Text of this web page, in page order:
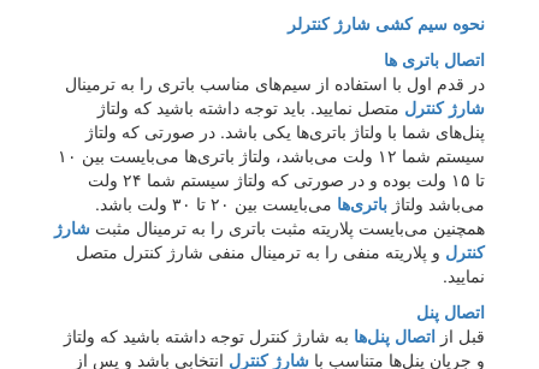
نحوه سیم کشی شارژ کنترلر
اتصال باتری ها
در قدم اول با استفاده از سیم‌های مناسب باتری را به ترمینال
شارژ کنترل متصل نمایید. باید توجه داشته باشید که ولتاژ
پنل‌های شما با ولتاژ باتری‌ها یکی باشد. در صورتی که ولتاژ
سیستم شما ۱۲ ولت می‌باشد، ولتاژ باتری‌ها می‌بایست بین ۱۰
تا ۱۵ ولت بوده و در صورتی که ولتاژ سیستم شما ۲۴ ولت
می‌باشد ولتاژ باتری‌ها
می‌بایست بین ۲۰ تا ۳۰ ولت باشد.
همچنین می‌بایست پلاریته مثبت باتری را به ترمینال مثبت شارژ
کنترل و پلاریته منفی را به ترمینال منفی شارژ کنترل متصل
نمایید.
اتصال پنل
قبل از اتصال پنل‌ها به شارژ کنترل توجه داشته باشید که ولتاژ
و جریان پنل‌ها متناسب با شارژ کنترل انتخابی باشد و پس از